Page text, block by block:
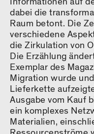
dabei die
Raum betont. Die
verschiedene
die Zirkulation von
Die Erzählung
Exemplar des
Migration wurde
Lieferkette
Ausgabe vom Kauf
ein komplexes
Materialien,